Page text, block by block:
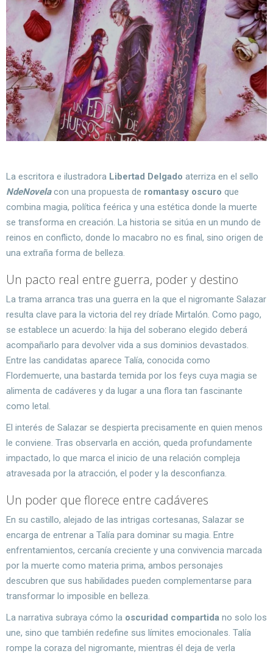
La escritora e ilustradora Libertad Delgado aterriza en el sello
NdeNovelacon una propuesta de romantasy oscuro que
combina magia, política feérica y una estética donde la muerte
se transforma en creación. La historia se sitúa en un mundo de
reinos en conflicto, donde lo macabro no es final, sino origen de
una extraña forma de belleza.
Un pacto real entre guerra, poder y destino
La trama arranca tras una guerra en la que el nigromante Salazar
resulta clave para la victoria del rey dríade Mirtalón. Como pago,
se establece un acuerdo: la hija del soberano elegido deberá
acompañarlo para devolver vida a sus dominios devastados.
Entre las candidatas aparece Talía, conocida como
Flordemuerte, una bastarda temida por los feys cuya magia se
alimenta de cadáveres y da lugar a una flora tan fascinante
como letal.
El interés de Salazar se despierta precisamente en quien menos
le conviene. Tras observarla en acción, queda profundamente
impactado, lo que marca el inicio de una relación compleja
atravesada por la atracción, el poder y la desconfianza.
Un poder que florece entre cadáveres
En su castillo, alejado de las intrigas cortesanas, Salazar se
encarga de entrenar a Talía para dominar su magia. Entre
enfrentamientos, cercanía creciente y una convivencia marcada
por la muerte como materia prima, ambos personajes
descubren que sus habilidades pueden complementarse para
transformar lo imposible en belleza.
La narrativa subraya cómo la oscuridad compartida no solo los
une, sino que también redefine sus límites emocionales. Talía
rompe la coraza del nigromante, mientras él deja de verla